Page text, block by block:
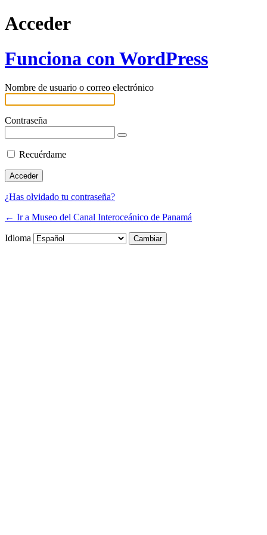
Acceder
Funciona con WordPress
Nombre de usuario o correo electrónico
Contraseña
Recuérdame
¿Has olvidado tu contraseña?
← Ir a Museo del Canal Interoceánico de Panamá
Idioma